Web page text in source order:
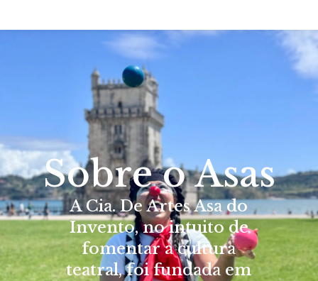
Sobre o Asas
A Cia. De Artes Asa do
Invento, no intuito de
fomentar a cultura
teatral, foi fundada em